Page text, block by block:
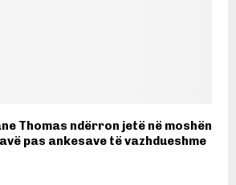
Thomas ndërron jetë në moshën
pas ankesave të vazhdueshme